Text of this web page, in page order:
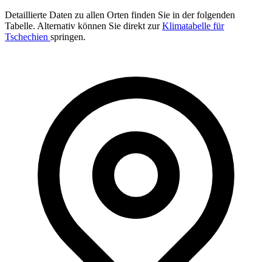
Detaillierte Daten zu allen Orten finden Sie in der folgenden
Tabelle. Alternativ können Sie direkt zurKlimatabelle für
Tschechien springen.